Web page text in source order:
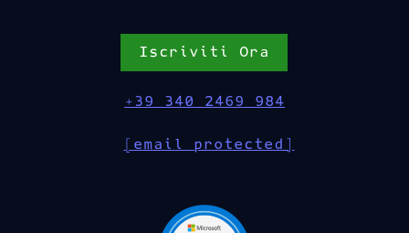
Iscriviti Ora
+39 340 2469 984
[email protected]